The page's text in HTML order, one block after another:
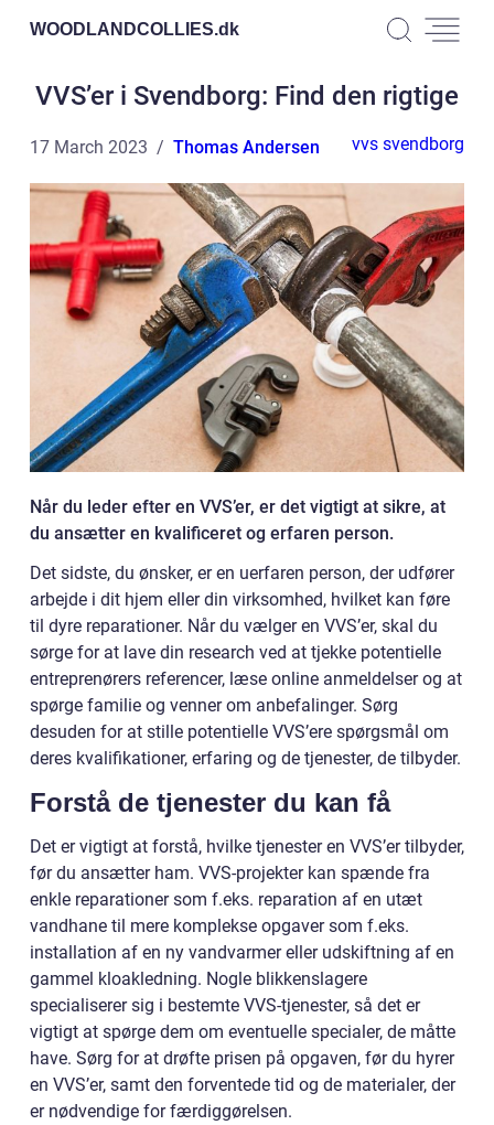
WOODLANDCOLLIES.dk
VVS’er i Svendborg: Find den rigtige
17 March 2023 Thomas Andersen vvs svendborg
Når du leder efter en VVS’er, er det vigtigt at sikre, at
du ansætter en kvalificeret og erfaren person.
Det sidste, du ønsker, er en uerfaren person, der udfører
arbejde i dit hjem eller din virksomhed, hvilket kan føre
til dyre reparationer. Når du vælger en VVS’er, skal du
sørge for at lave din research ved at tjekke potentielle
entreprenørers referencer, læse online anmeldelser og at
spørge familie og venner om anbefalinger. Sørg
desuden for at stille potentielle VVS’ere spørgsmål om
deres kvalifikationer, erfaring og de tjenester, de tilbyder.
Forstå de tjenester du kan få
Det er vigtigt at forstå, hvilke tjenester en VVS’er tilbyder,
før du ansætter ham. VVS-projekter kan spænde fra
enkle reparationer som f.eks. reparation af en utæt
vandhane til mere komplekse opgaver som f.eks.
installation af en ny vandvarmer eller udskiftning af en
gammel kloakledning. Nogle blikkenslagere
specialiserer sig i bestemte VVS-tjenester, så det er
vigtigt at spørge dem om eventuelle specialer, de måtte
have. Sørg for at drøfte prisen på opgaven, før du hyrer
en VVS’er, samt den forventede tid og de materialer, der
er nødvendige for færdiggørelsen.